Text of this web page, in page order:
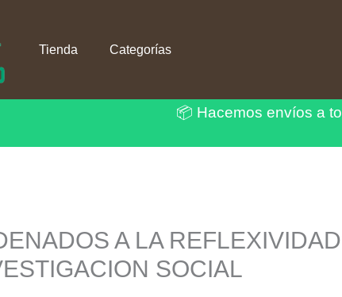
Tienda Categorías
📦 Hacemos envíos a
A LA
SOCIAL